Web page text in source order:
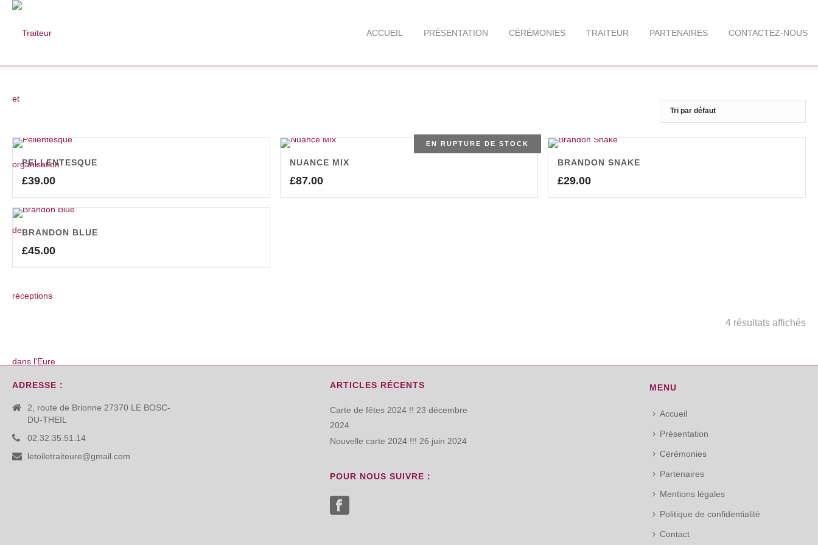
ACCUEIL PRÉSENTATION CÉRÉMONIES TRAITEUR PARTENAIRES CONTACTEZ-NOUS
SHOP
PELLENTESQUE
£39.00
EN RUPTURE DE STOCK
NUANCE MIX
£87.00
BRANDON SNAKE
£29.00
BRANDON BLUE
£45.00
4 résultats affichés
ADRESSE :
2, route de Brionne 27370 LE BOSC-
DU-THEIL
02.32.35.51.14
letoiletraiteure@gmail.com
ARTICLES RÉCENTS
Carte de fêtes 2024 !! 23 décembre
2024
Nouvelle carte 2024 !!! 26 juin 2024
POUR NOUS SUIVRE :
MENU
Accueil
Présentation
Cérémonies
Partenaires
Mentions légales
Politique de confidentialité
Contact